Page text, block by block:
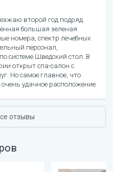
второй год подряд.
большая зеленая
номера, спектр лечебных
персонал,
системе Шведский стол. В
открыт спа-салон с
Но самое главное, что
очень удачное расположение
отзывы